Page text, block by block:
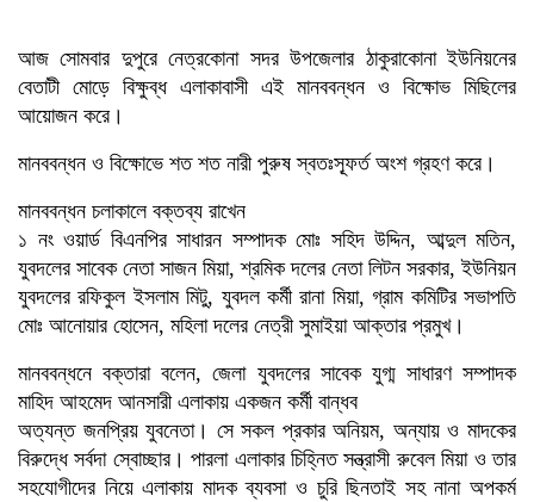
আজ সোমবার দুপুরে নেত্রকোনা সদর উপজেলার ঠাকুরাকোনা ইউনিয়নের
বেতাটী মোড়ে বিক্ষুব্ধ এলাকাবাসী এই মানববন্ধন ও বিক্ষোভ মিছিলের
আয়োজন করে।
মানববন্ধন ও বিক্ষোভে শত শত নারী পুরুষ স্বতঃস্ফূর্ত অংশ গ্রহণ করে।
মানববন্ধন চলাকালে বক্তব্য রাখেন
১ নং ওয়ার্ড বিএনপির সাধারন সম্পাদক মোঃ সহিদ উদ্দিন, আব্দুল মতিন,
যুবদলের সাবেক নেতা সাজন মিয়া, শ্রমিক দলের নেতা লিটন সরকার, ইউনিয়ন
যুবদলের রফিকুল ইসলাম মিটু, যুবদল কর্মী রানা মিয়া, গ্রাম কমিটির সভাপতি
মোঃ আনোয়ার হোসেন, মহিলা দলের নেত্রী সুমাইয়া আক্তার প্রমুখ।
মানববন্ধনে বক্তারা বলেন, জেলা যুবদলের সাবেক যুগ্ম সাধারণ সম্পাদক
মাহিদ আহমেদ আনসারী এলাকায় একজন কর্মী বান্ধব
অত্যন্ত জনপ্রিয় যুবনেতা। সে সকল প্রকার অনিয়ম, অন্যায় ও মাদকের
বিরুদ্ধে সর্বদা স্বোচ্ছার। পারলা এলাকার চিহ্নিত সন্ত্রাসী রুবেল মিয়া ও তার
সহযোগীদের নিয়ে এলাকায় মাদক ব্যবসা ও চুরি ছিনতাই সহ নানা অপকর্ম